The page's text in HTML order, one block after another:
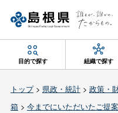
目的で探す 組織で探す
トップ> 県政・統計> 政策・
箱> 今までにいただいたご提